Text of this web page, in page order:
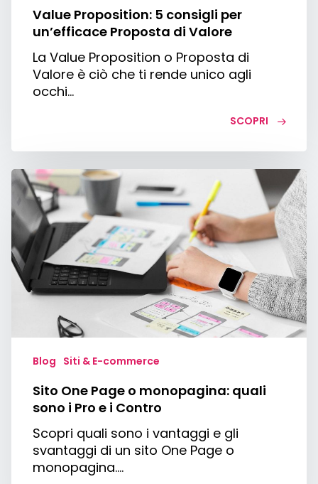
Value Proposition: 5 consigli per
un’efficace Proposta di Valore
La Value Proposition o Proposta di
Valore è ciò che ti rende unico agli
occhi…
SCOPRI
Sito
One
Page
o
monopagina:
quali
sono
Contro
Blog Siti & E-commerce
Sito One Page o monopagina: quali
sono i Pro e i Contro
Scopri quali sono i vantaggi e gli
svantaggi di un sito One Page o
monopagina.…